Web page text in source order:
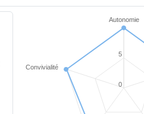
Autonomie
Convivialité
0
5